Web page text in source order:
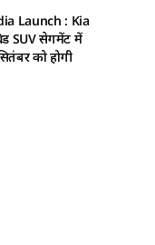
Launch : Kia
SUV सेगमेंट में
को होगी